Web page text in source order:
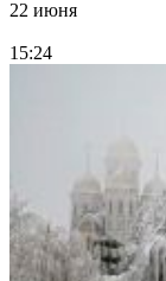
22 июня
15:24